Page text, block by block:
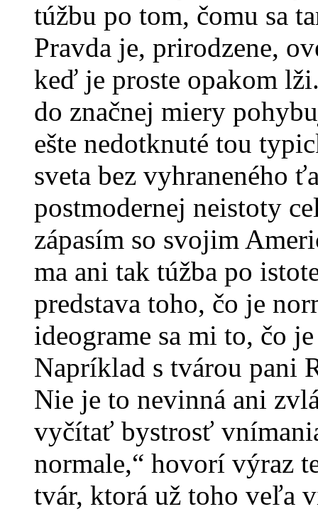
túžbu po tom, čomu sa
Pravda je, prirodzene,
keď je proste opakom
do značnej miery
ešte nedotknuté tou
sveta bez vyhraneného
postmodernej neistoty
zápasím so svojim
ma ani tak túžba po
predstava toho, čo je
ideograme sa mi to, čo
Napríklad s tvárou pani
Nie je to nevinná ani
vyčítať bystrosť
normale,“ hovorí výraz
tvár, ktorá už toho veľa